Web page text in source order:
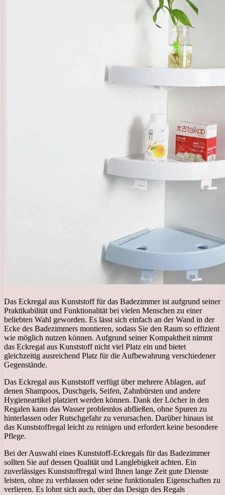
Das Eckregal aus Kunststoff für das Badezimmer ist aufgrund seiner
Praktikabilität und Funktionalität bei vielen Menschen zu einer
beliebten Wahl geworden. Es lässt sich einfach an der Wand in der
Ecke des Badezimmers montieren, sodass Sie den Raum so effizient
wie möglich nutzen können. Aufgrund seiner Kompaktheit nimmt
das Eckregal aus Kunststoff nicht viel Platz ein und bietet
gleichzeitig ausreichend Platz für die Aufbewahrung verschiedener
Gegenstände.
Das Eckregal aus Kunststoff verfügt über mehrere Ablagen, auf
denen Shampoos, Duschgels, Seifen, Zahnbürsten und andere
Hygieneartikel platziert werden können. Dank der Löcher in den
Regalen kann das Wasser problemlos abfließen, ohne Spuren zu
hinterlassen oder Rutschgefahr zu verursachen. Darüber hinaus ist
das Kunststoffregal leicht zu reinigen und erfordert keine besondere
Pflege.
Bei der Auswahl eines Kunststoff-Eckregals für das Badezimmer
sollten Sie auf dessen Qualität und Langlebigkeit achten. Ein
zuverlässiges Kunststoffregal wird Ihnen lange Zeit gute Dienste
leisten, ohne zu verblassen oder seine funktionalen Eigenschaften zu
verlieren. Es lohnt sich auch, über das Design des Regals